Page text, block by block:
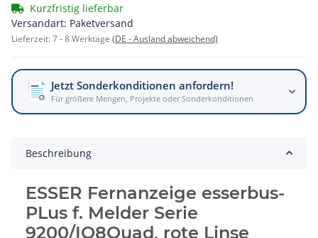
Kurzfristig lieferbar
Versandart: Paketversand
Lieferzeit:7 - 8 Werktage (DE - Ausland abweichend)
Jetzt Sonderkonditionen anfordern!
Für größere Mengen, Projekte oder Sonderkonditionen
Beschreibung
ESSER Fernanzeige esserbus-
PLus f. Melder Serie
9200/IQ8Quad, rote Linse